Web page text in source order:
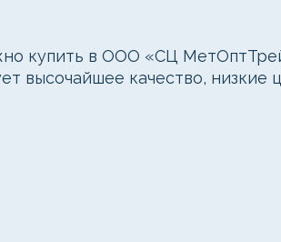
купить в ООО «СЦ
высочайшее качество,